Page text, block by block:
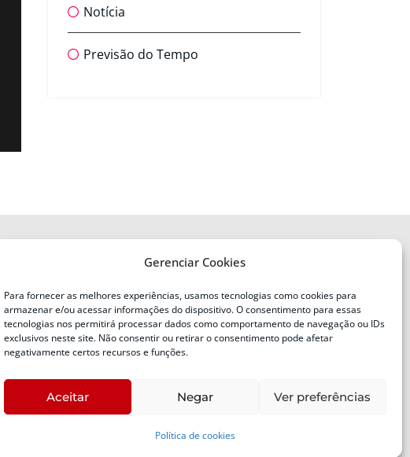
Gerenciar Cookies
Para fornecer as melhores experiências, usamos tecnologias como cookies para
armazenar e/ou acessar informações do dispositivo. O consentimento para essas
tecnologias nos permitirá processar dados como comportamento de navegação ou IDs
exclusivos neste site. Não consentir ou retirar o consentimento pode afetar
negativamente certos recursos e funções.
Aceitar Negar Ver preferências
Política de cookies
Notícia
Previsão do Tempo
a
diariamente
Defesa Civil do Estado de Santa
Catarina
Av. Ivo Silveira, nº 2320
Bairro:
Capoeiras, Florianópolis, SC
88085-001